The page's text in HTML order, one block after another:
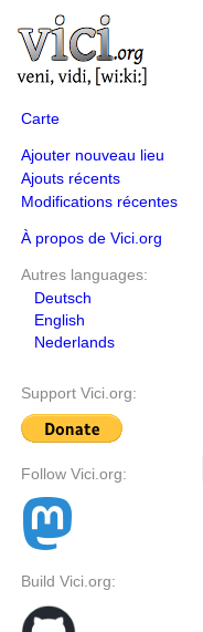
Carte
Ajouter nouveau lieu
Ajouts récents
Modifications récentes
À propos de Vici.org
Autres languages:
Deutsch
English
Nederlands
Support Vici.org:
Follow Vici.org:
Build Vici.org: